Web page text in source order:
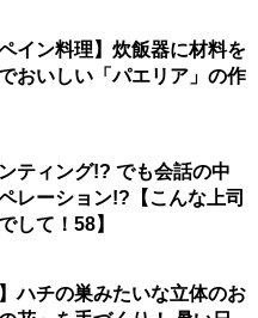
イン料理】炊飯器に材料を
おいしい「パエリア」の作
ティング!? でも会話の中
レーション!?【こんな上司
して！58】
ハチの巣みたいな立体のお